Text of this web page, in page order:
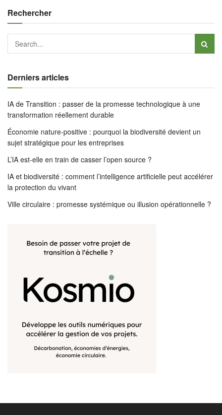
Rechercher
Derniers articles
IA de Transition : passer de la promesse technologique à une
transformation réellement durable
Économie nature-positive : pourquoi la biodiversité devient un
sujet stratégique pour les entreprises
L’IA est-elle en train de casser l’open source ?
IA et biodiversité : comment l’intelligence artificielle peut accélérer
la protection du vivant
Ville circulaire : promesse systémique ou illusion opérationnelle ?